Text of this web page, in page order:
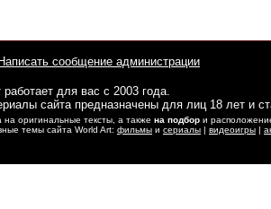
Написать сообщение администрации
работает для вас с 2003 года.
сайта предназначены для лиц 18 лет и
на оригинальные тексты, а также на подбор и
темы сайта World Art: фильмы и сериалы | видеоигры |